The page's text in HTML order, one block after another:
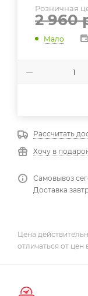
Розничная
2 960
Мало
Рассчитать
Хочу в
Самовывоз
Доставка
Цена
отличаться от цен